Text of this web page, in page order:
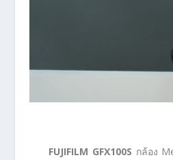
FUJIFILM GFX100S กล้อง